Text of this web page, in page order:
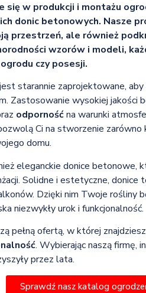
się w produkcji i montażu
donic betonowych. Nasze
przestrzeń, ale również
wzorów i modeli,
czy posesji.
starannie zaprojektowane,
Zastosowanie wysokiej jakości
odpornośćna warunki
Ci na stworzenie zarówno
domu.
eleganckie donice betonowe,
Solidne i estetyczne, donice
Dzięki nim Twoje rośliny
niezwykły urok i funkcjonalność.
pełną ofertą, w której
. Wybierając naszą firmę,
przez lata.
Sprawdź nasz katalog